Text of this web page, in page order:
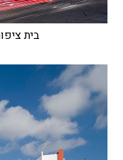
בית